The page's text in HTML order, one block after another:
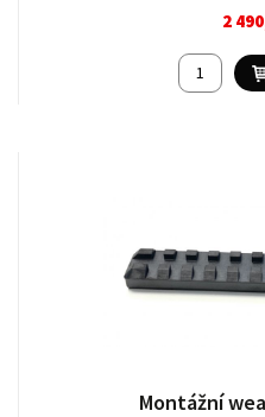
2
Montážní